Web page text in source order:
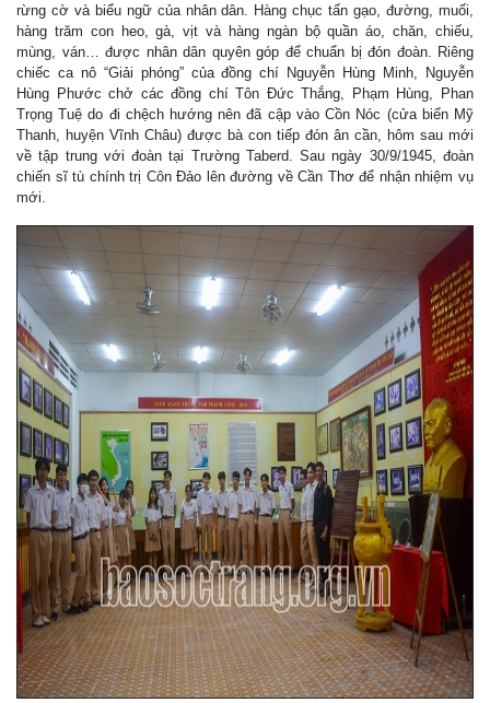
rừng cờ và biểu ngữ của nhân dân. Hàng chục tấn gạo, đường, muối,
hàng trăm con heo, gà, vịt và hàng ngàn bộ quần áo, chăn, chiếu,
mùng, ván… được nhân dân quyên góp để chuẩn bị đón đoàn. Riêng
chiếc ca nô “Giải phóng” của đồng chí Nguyễn Hùng Minh, Nguyễn
Hùng Phước chở các đồng chí Tôn Đức Thắng, Phạm Hùng, Phan
Trọng Tuệ do đi chệch hướng nên đã cập vào Cồn Nóc (cửa biển Mỹ
Thanh, huyện Vĩnh Châu) được bà con tiếp đón ân cần, hôm sau mới
về tập trung với đoàn tại Trường Taberd. Sau ngày 30/9/1945, đoàn
chiến sĩ tù chính trị Côn Đảo lên đường về Cần Thơ để nhận nhiệm vụ
mới.